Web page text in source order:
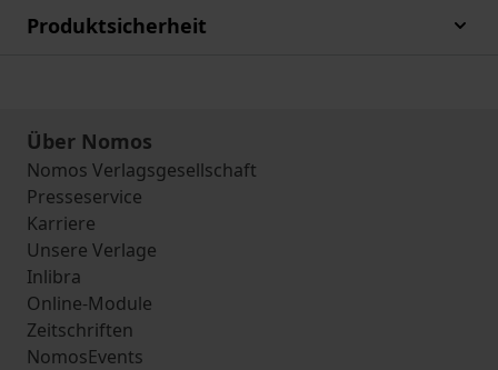
Produktsicherheit
Über Nomos
Nomos Verlagsgesellschaft
Presseservice
Karriere
Unsere Verlage
Inlibra
Online-Module
Zeitschriften
NomosEvents